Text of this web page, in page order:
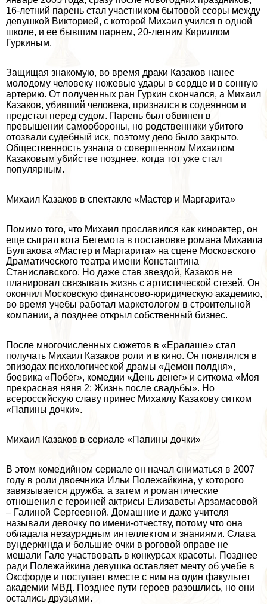
16-летний парень стал участником бытовой ссоры между
дeвyшкой Викторией, с которой Михаил учился в одной
школе, и ее бывшим парнем, 20-летним Кириллом
Гуркиным.
Защищая знакомую, во время дpaки Казаков нанес
молодому человеку ножевые удары в сердце и в сонную
артерию. От полученных ран Гуркин скончался, а Михаил
Казаков, убивший человека, признался в содеянном и
предстал перед судом. Парень был обвинен в
превышении самообороны, но родственники убитого
отозвали судебный иск, поэтому дело было закрыто.
Общественность узнала о совершенном Михаилом
Казаковым убийстве позднее, когда тот уже стал
популярным.
Михаил Казаков в спектакле «Мастер и Маргарита»
Помимо того, что Михаил прославился как киноактер, он
еще сыграл кота Бегемота в постановке романа Михаила
Булгакова «Мастер и Маргарита» на сцене Московского
Драматического театра имени Константина
Станиславского. Но даже став звездой, Казаков не
планировал связывать жизнь с артистической стезей. Он
окончил Московскую финансово-юридическую академию,
во время учебы работал маркетологом в строительной
компании, а позднее открыл собственный бизнес.
После многочисленных сюжетов в «Ералаше» стал
получать Михаил Казаков роли и в кино. Он появлялся в
эпизодах психологической драмы «Демон полдня»,
боевика «Побег», комедии «День денег» и ситкома «Моя
прекрасная няня 2: Жизнь после свадьбы». Но
всероссийскую славу принес Михаилу Казакову ситком
«Папины дочки».
Михаил Казаков в сериале «Папины дочки»
В этом комедийном сериале он начал сниматься в 2007
году в роли двоечника Ильи Полежайкина, у которого
завязывается дружба, а затем и романтические
отношения с героиней актрисы Елизаветы Арзамасовой
– Галиной Сергеевной. Домашние и даже учителя
называли дeвoчку по имени-отчеству, потому что она
обладала незаурядным интеллектом и знаниями. Слава
вундеркинда и большие очки в роговой оправе не
мешали Гале участвовать в конкурсах красоты. Позднее
ради Полежайкина дeвyшка оставляет мечту об учебе в
Оксфорде и поступает вместе с ним на один факультет
академии МВД. Позднее пути героев разошлись, но они
остались друзьями.